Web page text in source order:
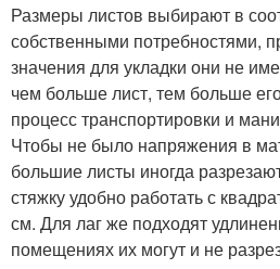
Размеры листов выбирают в
собственными потребностями,
значения для укладки они не
чем больше лист, тем больше
процесс транспортировки и
Чтобы не было напряжения в
большие листы иногда
стяжку удобно работать с
см. Для лаг же подходят
помещениях их могут и не